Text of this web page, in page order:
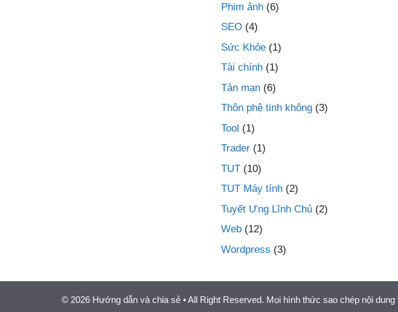
Phim ảnh (6)
SEO (4)
Sức Khỏe (1)
Tài chính (1)
Tản mạn (6)
Thôn phệ tinh không (3)
Tool (1)
Trader (1)
TUT (10)
TUT Máy tính (2)
Tuyết Ưng Lĩnh Chủ (2)
Web (12)
Wordpress (3)
© 2026 Hướng dẫn và chia sẻ • All Right Reserved. Mọi hình thức sao chép nội